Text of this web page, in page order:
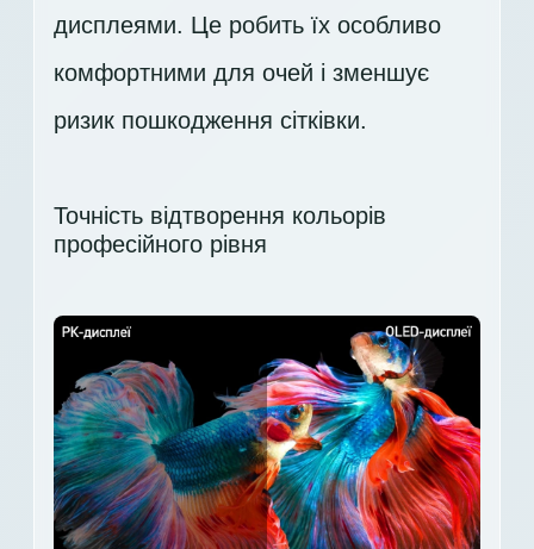
дисплеями. Це робить їх особливо
комфортними для очей і зменшує
ризик пошкодження сітківки.
Точність відтворення кольорів
професійного рівня